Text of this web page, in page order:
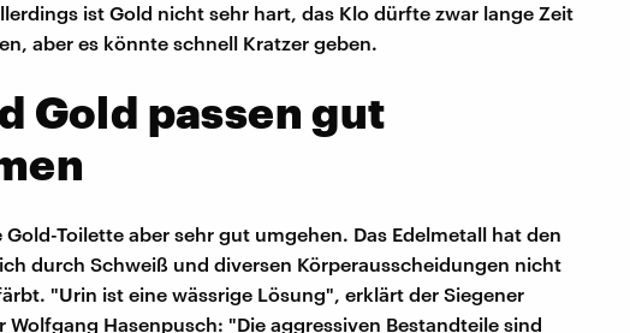
ist Gold nicht sehr hart, das Klo dürfte zwar lange Zeit
aber es könnte schnell Kratzer geben.
Gold passen gut
Toilette aber sehr gut umgehen. Das Edelmetall hat den
durch Schweiß und diversen Körperausscheidungen nicht
"Urin ist eine wässrige Lösung", erklärt der Siegener
Wolfgang Hasenpusch: "Die aggressiven Bestandteile sind